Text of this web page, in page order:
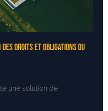
des droits et obligations du
une solution de